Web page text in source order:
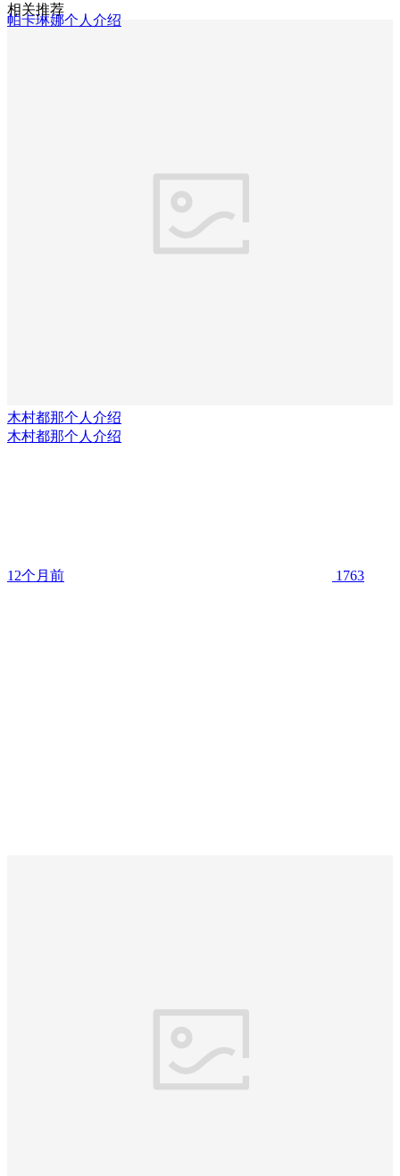
帕卡琳娜个人介绍
相关推荐
木村都那个人介绍
木村都那个人介绍
12个月前 1763